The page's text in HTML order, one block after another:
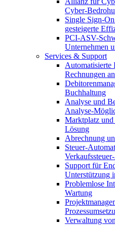
Cyber-
Single Sign-
gesteigerte
PCI-ASV-
Unternehmen
Services & Support
Automatisierte
Rechnungen
Buchhaltung
Analyse und
Analyse-
Marktplatz
Lösung
Abrechnung
Steuer-
Support für
Unterstützung
Problemlose
Wartung
Verwaltung